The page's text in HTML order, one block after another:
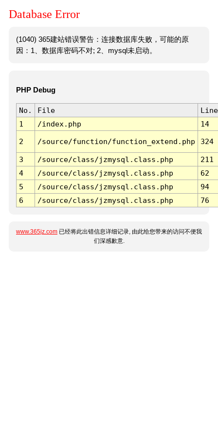
Database Error
(1040) 365建站错误警告：连接数据库失败，可能的原
因：1、数据库密码不对; 2、mysql未启动。
PHP Debug
No. File
Line
1
/index.php 14
2 /source/function/function_extend.php 324
3 /source/class/jzmysql.class.php
211
4
/source/class/jzmysql.class.php
62
5
/source/class/jzmysql.class.php
94
6
/source/class/jzmysql.class.php 76
www.365jz.com 已经将此出错信息详细记录, 由此给您带来的访问不便我
们深感歉意.